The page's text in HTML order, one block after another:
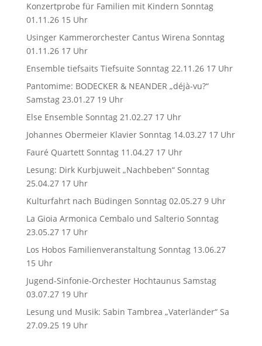
Konzertprobe für Familien mit Kindern Sonntag
01.11.26 15 Uhr
Usinger Kammerorchester Cantus Wirena Sonntag
01.11.26 17 Uhr
Ensemble tiefsaits Tiefsuite Sonntag 22.11.26 17 Uhr
Pantomime: BODECKER & NEANDER „déjà-vu?“
Samstag 23.01.27 19 Uhr
Else Ensemble Sonntag 21.02.27 17 Uhr
Johannes Obermeier Klavier Sonntag 14.03.27 17 Uhr
Fauré Quartett Sonntag 11.04.27 17 Uhr
Lesung: Dirk Kurbjuweit „Nachbeben“ Sonntag
25.04.27 17 Uhr
Kulturfahrt nach Büdingen Sonntag 02.05.27 9 Uhr
La Gioia Armonica Cembalo und Salterio Sonntag
23.05.27 17 Uhr
Los Hobos Familienveranstaltung Sonntag 13.06.27
15 Uhr
Jugend-Sinfonie-Orchester Hochtaunus Samstag
03.07.27 19 Uhr
Lesung und Musik: Sabin Tambrea „Vaterländer“ Sa
27.09.25 19 Uhr